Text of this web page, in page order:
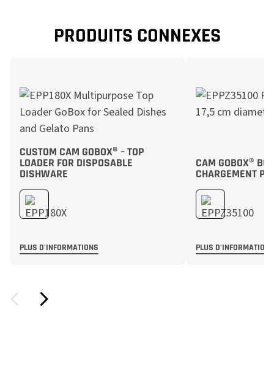
PRODUITS CONNEXES
CUSTOM CAM GOBOX® – TOP
LOADER FOR DISPOSABLE
DISHWARE
PLUS D'INFORMATIONS
CAM GOBOX®
CHARGEMENT
PLUS D'INFORMATIONS